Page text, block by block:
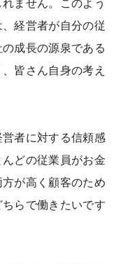
ません。このよう
経営者が自分の従
成長の源泉である
皆さん自身の考え
者に対する信頼感
どの従業員がお金
が高く顧客のため
らで働きたいです